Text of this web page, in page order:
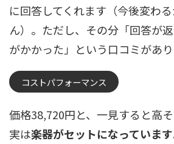
に回答してくれます（今後変わ
ん）。ただし、その分「回答が
がかかった」という口コミがあり
コストパフォーマンス
価格38,720円と、一見すると高そ
実は楽器がセットになっています